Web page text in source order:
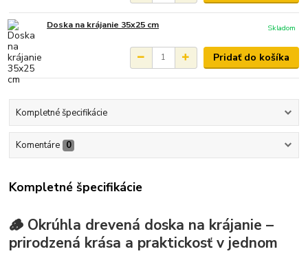
Doska na krájanie 35x25 cm Skladom
Pridať do košíka
Kompletné špecifikácie
Komentáre 0
Kompletné špecifikácie
🪵 Okrúhla drevená doska na krájanie –
prirodzená krása a praktickosť v jednom